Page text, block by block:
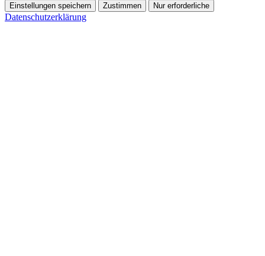
Einstellungen speichern Zustimmen Nur erforderliche
Datenschutzerklärung